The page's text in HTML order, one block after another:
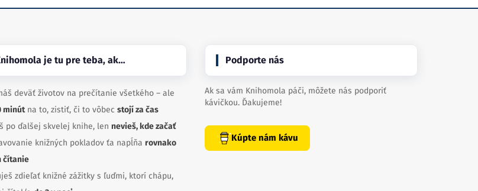
je tu pre teba, ak…
deväť životov na prečítanie všetkého – ale
minútna to, zistiť, či to vôbec stojí za čas
po ďalšej skvelej knihe, len nevieš, kde začať
knižných pokladov ťa napĺňa rovnako
čítanie
zdieľať knižné zážitky s ľuďmi, ktorí chápu,
Podporte nás
Ak sa vám Knihomola páči, môžete nás podporiť
kávičkou. Ďakujeme!
Kúpte nám kávu